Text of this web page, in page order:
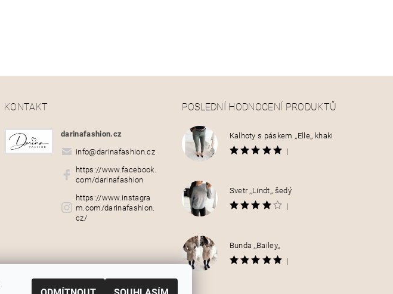
KONTAKT
darinafashion.cz
info@darinafashion.cz
https://www.facebook.
com/darinafashion
https://www.instagra
m.com/darinafashion.
cz/
POSLEDNÍ HODNOCENÍ PRODUKTŮ
Kalhoty s páskem ,,Elle,, khaki
|
Svetr ,,Lindt,, šedý
|
Bunda ,,Bailey,,
|